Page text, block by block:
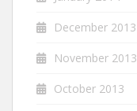
December 2013
November 2013
October 2013